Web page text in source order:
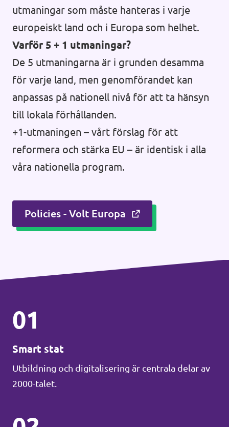
utmaningar som måste hanteras i varje
europeiskt land och i Europa som helhet.
Varför 5 + 1 utmaningar?
De 5 utmaningarna är i grunden desamma
för varje land, men genomförandet kan
anpassas på nationell nivå för att ta hänsyn
till lokala förhållanden.
+1-utmaningen – vårt förslag för att
reformera och stärka EU – är identisk i alla
våra nationella program.
Policies - Volt Europa
01
Smart stat
Utbildning och digitalisering är centrala delar av
2000-talet.